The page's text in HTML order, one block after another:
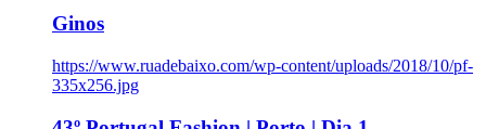
Ginos
https://www.ruadebaixo.com/wp-content/uploads/2018/10/pf-
335x256.jpg